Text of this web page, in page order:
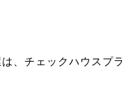
、チェックハウスプ